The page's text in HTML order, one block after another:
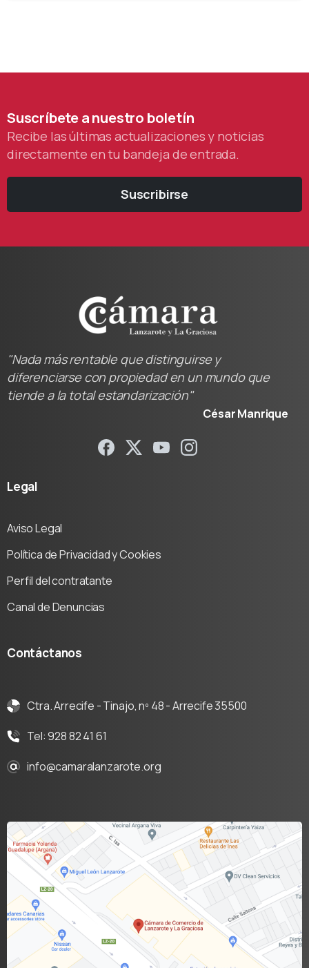
Suscríbeteanuestro boletín
Recibe las últimas actualizaciones y noticias
directamente en tu bandeja de entrada.
Suscribirse
"Nada más rentable que distinguirse y
diferenciarse con propiedad en un mundo que
tiende a la total estandarización"
César Manrique
Legal
Aviso Legal
Política de Privacidad y Cookies
Perfil del contratante
Canal de Denuncias
Contáctanos
Ctra. Arrecife - Tinajo, nº 48 - Arrecife 35500
Tel: 928 82 41 61
info@camaralanzarote.org